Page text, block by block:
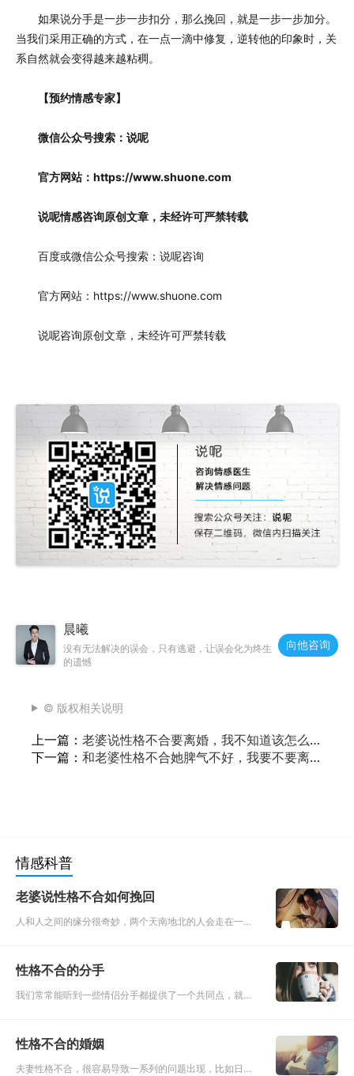
如果说分手是一步一步扣分，那么挽回，就是一步一步加分。
当我们采用正确的方式，在一点一滴中修复，逆转他的印象时，关
系自然就会变得越来越粘稠。
【预约情感专家】
微信公众号搜索：说呢
官方网站：https://www.shuone.com
说呢情感咨询原创文章，未经许可严禁转载
百度或微信公众号搜索：说呢咨询
官方网站：https://www.shuone.com
说呢咨询原创文章，未经许可严禁转载
晨曦
没有无法解决的误会，只有逃避，让误会化为终生
的遗憾
向他咨询
© 版权相关说明
上一篇： 老婆说性格不合要离婚，我不知道该怎么
办？
下一篇： 和老婆性格不合她脾气不好，我要不要离
情感科普
老婆说性格不合如何挽回
人和人之间的缘分很奇妙，两个天南地北的人会走在一
起。维护婚姻是夫妻双
性格不合的分手
我们常常能听到一些情侣分手都提供了一个共同点，就是
就像你喜欢一件衣服
性格不合的婚姻
夫妻性格不合，很容易导致一系列的问题出现，比如日常